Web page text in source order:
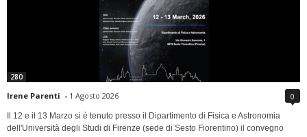
280
Irene Parenti - 1 Agosto 2026 0
Il 12 e il 13 Marzo si è tenuto presso il Dipartimento di Fisica e Astronomia
dell'Università degli Studi di Firenze (sede di Sesto Fiorentino) il convegno